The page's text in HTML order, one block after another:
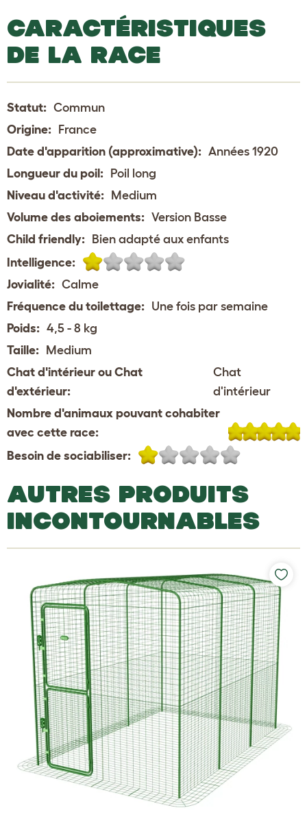
CARACTÉRISTIQUES
DE LA RACE
Statut: Commun
Origine: France
Date d'apparition (approximative): Années 1920
Longueur du poil: Poil long
Niveau d'activité: Medium
Volume des aboiements: Version Basse
Child friendly: Bien adapté aux enfants
Intelligence:
Jovialité: Calme
Fréquence du toilettage: Une fois par semaine
Poids: 4,5 - 8 kg
Taille: Medium
Chat d'intérieur ou Chat
d'extérieur:
Chat
d'intérieur
Nombre d'animaux pouvant cohabiter
avec cette race:
Besoin de sociabiliser:
AUTRES PRODUITS
INCONTOURNABLES